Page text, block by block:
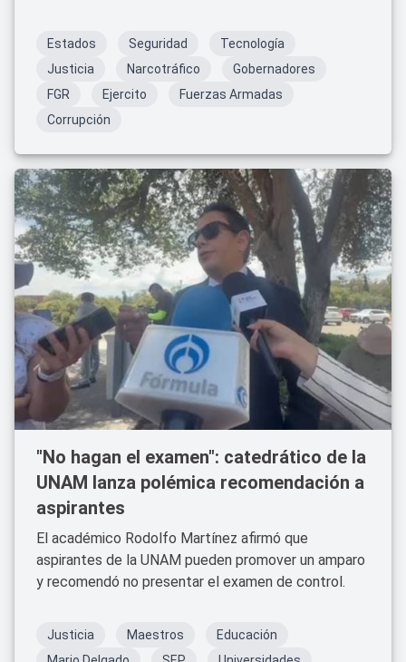
Estados Seguridad
Tecnología
Justicia
Narcotráfico
Gobernadores
FGR
Ejercito
Fuerzas Armadas
Corrupción
"No hagan el examen": catedrático de la
UNAM lanza polémica recomendación a
aspirantes
El académico Rodolfo Martínez afirmó que
aspirantes de la UNAM pueden promover un amparo
y recomendó no presentar el examen de control.
Justicia Maestros
Educación